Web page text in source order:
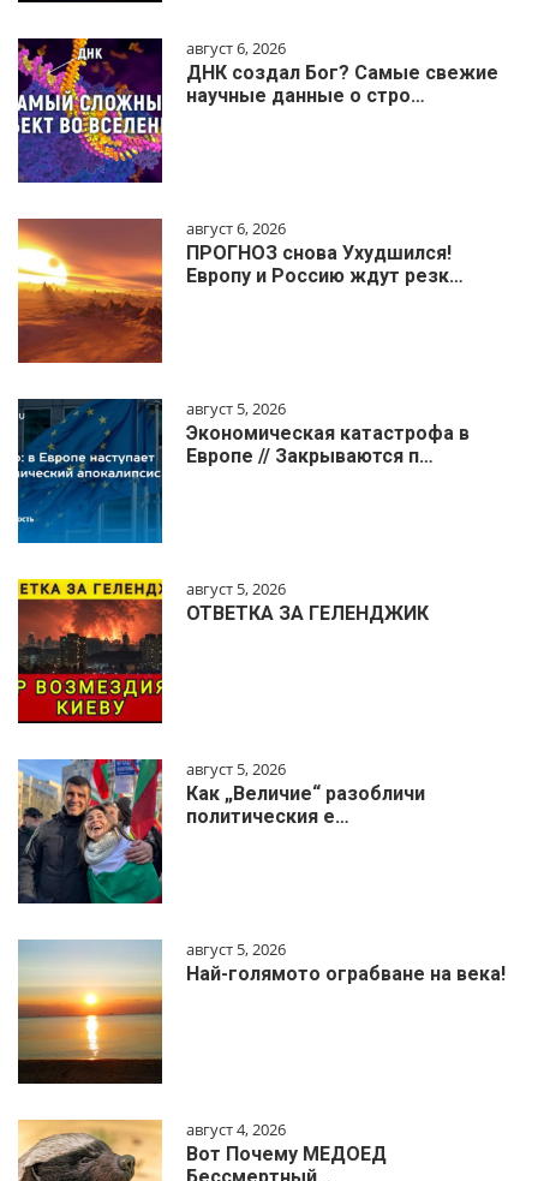
август 6, 2026
ДНК создал Бог? Самые свежие
научные данные о стро…
август 6, 2026
ПРОГНОЗ снова Ухудшился!
Европу и Россию ждут резк…
август 5, 2026
Экономическая катастрофа в
Европе // Закрываются п…
август 5, 2026
ОТВЕТКА ЗА ГЕЛЕНДЖИК
август 5, 2026
Как „Величие“ разобличи
политическия е…
август 5, 2026
Най-голямото ограбване на века!
август 4, 2026
Вот Почему МЕДОЕД